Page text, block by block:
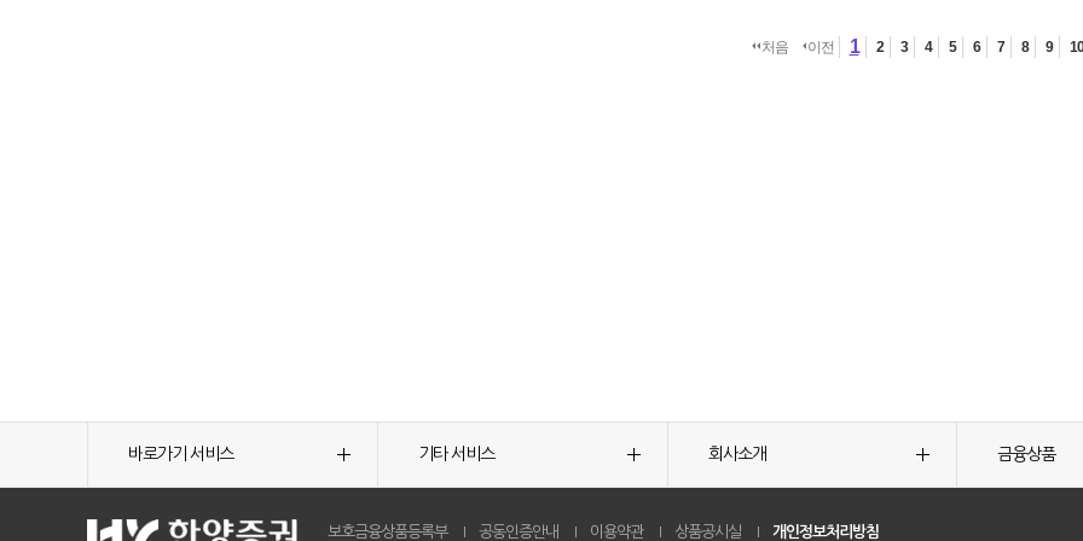
처음 이전 1 2 3 4 5 6 7 8 9 10
바로가기 서비스 기타 서비스 회사소개 금융상품
보호금융상품등록부 공동인증안내 이용약관 상품공시실 개인정보처리방침